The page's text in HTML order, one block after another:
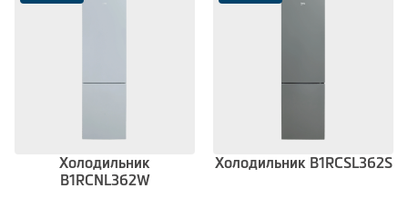
Холодильник
B1RCNL362W
Холодильник B1RCSL362S